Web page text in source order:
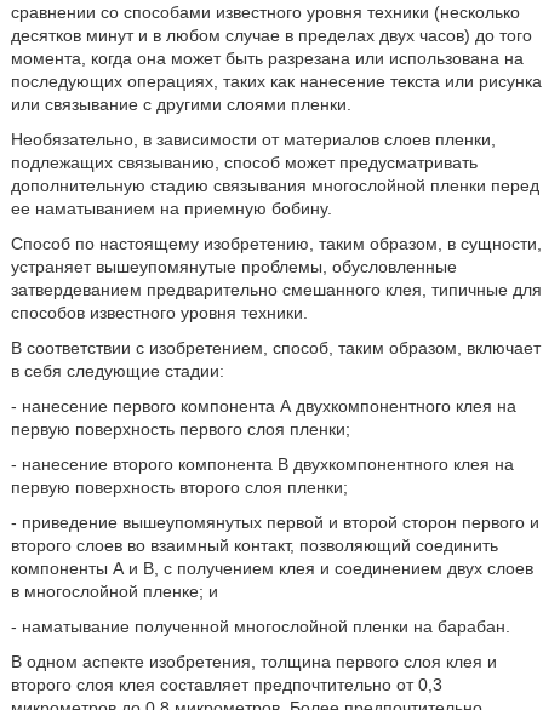
сравнении со способами известного уровня техники (несколько
десятков минут и в любом случае в пределах двух часов) до того
момента, когда она может быть разрезана или использована на
последующих операциях, таких как нанесение текста или рисунка
или связывание с другими слоями пленки.
Необязательно, в зависимости от материалов слоев пленки,
подлежащих связыванию, способ может предусматривать
дополнительную стадию связывания многослойной пленки перед
ее наматыванием на приемную бобину.
Способ по настоящему изобретению, таким образом, в сущности,
устраняет вышеупомянутые проблемы, обусловленные
затвердеванием предварительно смешанного клея, типичные для
способов известного уровня техники.
В соответствии с изобретением, способ, таким образом, включает
в себя следующие стадии:
- нанесение первого компонента А двухкомпонентного клея на
первую поверхность первого слоя пленки;
- нанесение второго компонента В двухкомпонентного клея на
первую поверхность второго слоя пленки;
- приведение вышеупомянутых первой и второй сторон первого и
второго слоев во взаимный контакт, позволяющий соединить
компоненты А и В, с получением клея и соединением двух слоев
в многослойной пленке; и
- наматывание полученной многослойной пленки на барабан.
В одном аспекте изобретения, толщина первого слоя клея и
второго слоя клея составляет предпочтительно от 0,3